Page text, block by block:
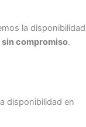
la disponibilidad
sin compromiso.
disponibilidad en